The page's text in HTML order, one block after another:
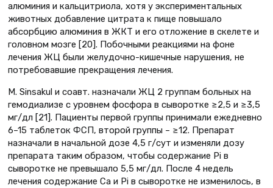
алюминия и кальцитриола, хотя у экспериментальных
животных добавление цитрата к пище повышало
абсорбцию алюминия в ЖКТ и его отложение в скелете и
головном мозге [20]. Побочными реакциями на фоне
лечения ЖЦ были желудочно-кишечные нарушения, не
потребовавшие прекращения лечения.
M. Sinsakul и соавт. назначали ЖЦ 2 группам больных на
гемодиализе с уровнем фосфора в сыворотке ≥2,5 и ≥3,5
мг/дл [21]. Пациенты первой группы принимали ежедневно
6–15 таблеток ФСП, второй группы – ≥12. Препарат
назначали в начальной дозе 4,5 г/сут и изменяли дозу
препарата таким образом, чтобы содержание Pi в
сыворотке не превышало 5,5 мг/дл. После 4 недель
лечения содержание Ca и Pi в сыворотке не изменилось, в